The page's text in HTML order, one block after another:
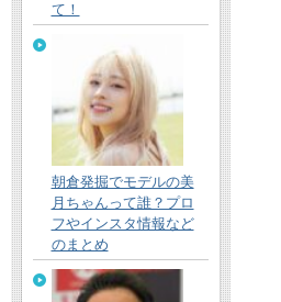
て！
朝倉発掘でモデルの美
月ちゃんって誰？プロ
フやインスタ情報など
のまとめ